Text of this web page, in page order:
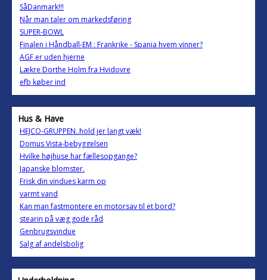
SåDanmark!!!
Når man taler om markedsføring
SUPER-BOWL
Finalen i Håndball-EM : Frankrike - Spania hvem vinner?
AGF er uden hjerne
Lækre Dorthe Holm fra Hvidovre
efb køber ind
Hus & Have
HEJCO-GRUPPEN..hold jer langt væk!
Domus Vista-bebyggelsen
Hvilke højhuse har fællesopgange?
Japanske blomster.
Frisk din vindues karm op
varmt vand
Kan man fastmontere en motorsav til et bord?
stearin på væg gode råd
Genbrugsvindue
Salg af andelsbolig